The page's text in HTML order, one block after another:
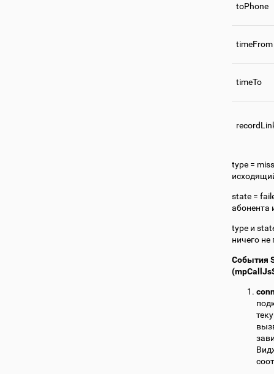
toPhone
timeFrom
timeTo
type =
state =
абонента
type и
ничего не
События